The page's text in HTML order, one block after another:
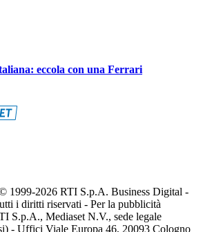
eccola con una Ferrari
1999-2026 RTI S.p.A. Business Digital -
i diritti riservati - Per la pubblicità
S.p.A., Mediaset N.V., sede legale
- Uffici Viale Europa 46, 20093 Cologno